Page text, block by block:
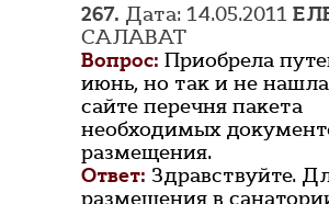
267. Дата: 14.05.2011
САЛАВАТ
Вопрос: Приобрела
июнь, но так и не
сайте перечня пакета
необходимых
размещения.
Ответ: Здравствуйте.
размещения в